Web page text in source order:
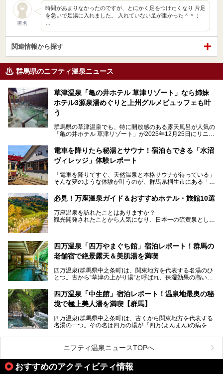
匿名
時間があまりなかったのですが、とにかく足をつけたくなり 片足
を急いで足湯に入れました。 入れていない足が重かった＾＾；
関連情報から探す
群馬県のニフティ温泉ニュース
草津温泉「亀の井ホテル 草津リゾート」なら姉妹
ホテル3源泉湯めぐりと上州グルメビュッフェも叶
う
群馬県の草津温泉でも、特に開放感のある露天風呂が人気の
「亀の井ホテル 草津リゾート」が2025年12月25日にリニュ
ロビーや客室が綺麗になって、上州グルメにこだわったビュ
ッフェも人気！アクセスはシャトルバスで楽々、さらに草津
温泉にある姉妹ホテルの「草津温泉 大東舘」「亀の井ホテ
今回はそんな「亀の井ホテル 草津リゾート」を徹底レポー
───
提供元：アイコニア・ホスピタリティ株式会社【PR】
この記事は亀の井ホテル 草津リゾートのPR記事です。
電車を降りたら秘湯とサウナ！宿泊もできる「水沼
ヴィレッジ」体験レポート
「電車を降りてすぐ、天然温泉と本格サウナが待っている」
そんな夢のような体験が叶うのが、群馬県桐生市にある「駅
日帰り温泉の「水沼の湯」と宿泊もできる「サウナの森」、
２つのエリアがあります。
今回は、その中でも特にユニークな駅直結の「水沼の湯」の
魅力に焦点を当て、温泉好き、サウナー、そして電車旅好き
必見！万座温泉ガイド＆おすすめホテル・旅館10選
万座温泉を訪れたことはありますか？
観光開発されたことから人気になり、日本一の硫黄泉として
も多いかもしれません。
そこで筆者である私が実際に行ってみました！万座温泉の楽
しみ方や周辺の観光地を解説します。
また、日帰り入浴できる温泉から混浴可能な温泉まで、おす
すめの入浴施設もご紹介します！
四万温泉「四万やまぐち館」宿泊レポート！群馬の
老舗宿で絶景露天＆美肌湯を満喫
四万温泉(群馬県中之条町)は、関東地方を代表する名湯のひ
とつ。古から“草津の上がり湯”と呼ばれ、保湿効果の高い美
「四万やまぐち館」は、この地を代表する旅館の一つ。日帰
り入浴も可能ですが、やはり宿泊してじっくり楽しむのがベ
肌湯をはじめ、館内の魅力をたっぷりとご紹介します！
四万温泉「中生館」宿泊レポート！温泉地最奥の秘
境で極上美人湯を満喫【群馬】
四万温泉(群馬県中之条町)は、古くから関東地方を代表する
名湯の一つ。その名は四万の湯が『四万(よんまん)の病を癒
観光客で賑わう人気温泉地です。
「中生館」は四万温泉最奥に位置し、秘境感漂う老舗宿。泉
質の良さ(特に美人湯効果)に定評があり、知る人ぞ知る穴場
的存在です。今回は筆者自ら宿泊し、自慢の温泉をはじめ食
事・客室・共有スペースなど、宿の全貌を徹底紹介します。
ニフティ温泉ニュースTOPへ
おすすめのアクティビティ情報